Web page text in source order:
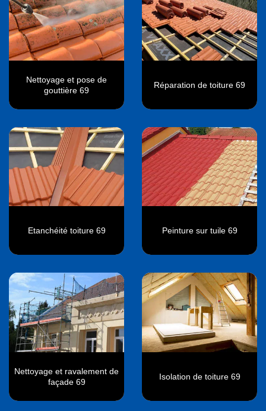
Nettoyage et pose de
gouttière 69
Réparation de toiture 69
Etanchéité toiture 69 Peinture sur tuile 69
Nettoyage et ravalement de
façade 69
Isolation de toiture 69